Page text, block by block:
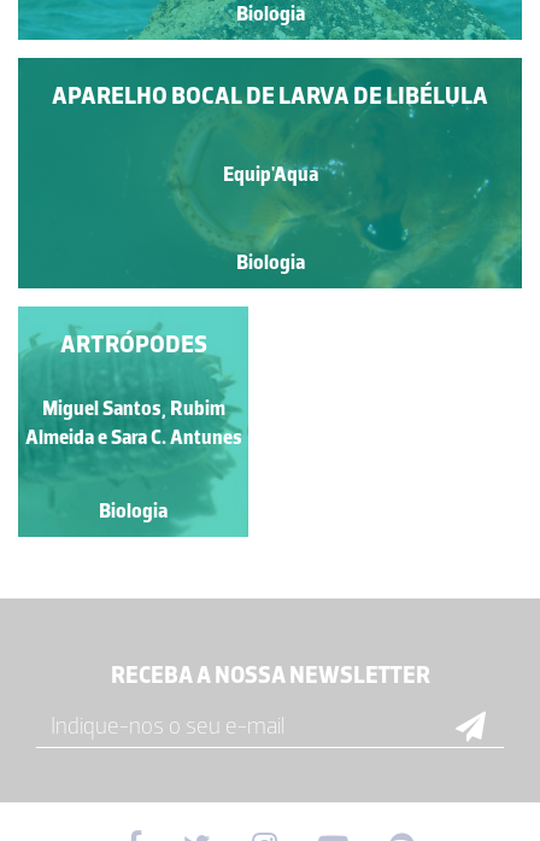
Biologia
APARELHO BOCAL DE LARVA DE LIBÉLULA
Equip'Aqua
Biologia
ARTRÓPODES
Miguel Santos, Rubim
Almeida e Sara C. Antunes
Biologia
RECEBA A NOSSA NEWSLETTER